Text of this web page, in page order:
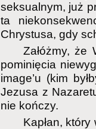
seksualnym, już
ta
Chrystusa, gdy
Załóżmy, że
pominięcia
image’u (kim
Jezusa z
nie kończy.
Kapłan,